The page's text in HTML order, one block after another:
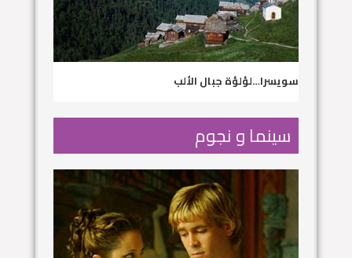
سويسرا…لؤلؤة جبال الألب
سينما و نجوم